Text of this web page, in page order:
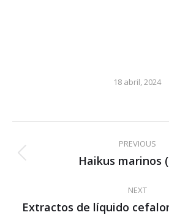
18 abril, 2024
navigation
PREVIOUS
Haikus marinos
NEXT
Next
Extractos de líquido